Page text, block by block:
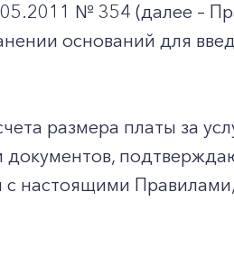
№ 354 (далее –
оснований для
размера платы за
документов,
с настоящими